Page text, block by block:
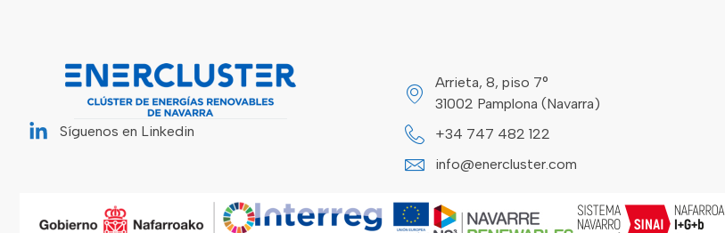
Síguenos en Linkedin
Arrieta, 8, piso 7°
31002 Pamplona (Navarra)
+34 747 482 122
info@enercluster.com